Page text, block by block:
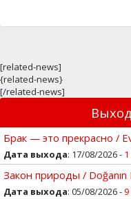
[related-news]
{related-news}
[/related-news]
Брак — это прекрасно /
Дата выхода: 17/08/2026 -
Закон природы / Doğanın
Дата выхода: 05/08/2026 -9